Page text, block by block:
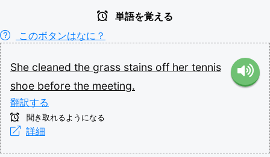
単語を覚える
このボタンはなに？
She cleaned the grass stains off her tennis
shoe before the meeting.
翻訳する
聞き取れるようになる
詳細